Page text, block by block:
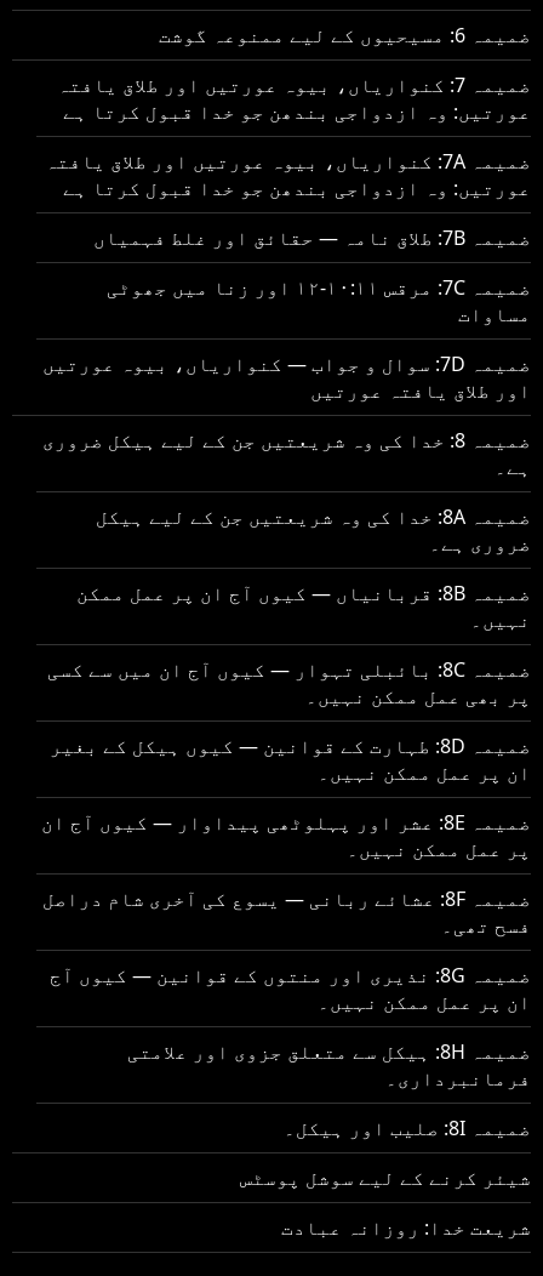
ضمیمہ 6: مسیحیوں کے لیے ممنوعہ گوشت
ضمیمہ 7: کنواریاں، بیوہ عورتیں اور طلاق یافتہ
عورتیں: وہ ازدواجی بندھن جو خدا قبول کرتا ہے
ضمیمہ 7A: کنواریاں، بیوہ عورتیں اور طلاق یافتہ
عورتیں: وہ ازدواجی بندھن جو خدا قبول کرتا ہے
ضمیمہ 7B: طلاق نامہ — حقائق اور غلط فہمیاں
ضمیمہ 7C: مرقس ۱۰:۱۱-۱۲ اور زنا میں جھوٹی
مساوات
ضمیمہ 7D: سوال و جواب — کنواریاں، بیوہ عورتیں
اور طلاق یافتہ عورتیں
ضمیمہ 8: خدا کی وہ شریعتیں جن کے لیے ہیکل ضروری
ہے۔
ضمیمہ 8A: خدا کی وہ شریعتیں جن کے لیے ہیکل
ضروری ہے۔
ضمیمہ 8B: قربانیاں — کیوں آج ان پر عمل ممکن
نہیں۔
ضمیمہ 8C: بائبلی تہوار — کیوں آج ان میں سے کسی
پر بھی عمل ممکن نہیں۔
ضمیمہ 8D: طہارت کے قوانین — کیوں ہیکل کے بغیر
ان پر عمل ممکن نہیں۔
ضمیمہ 8E: عشر اور پہلوٹھی پیداوار — کیوں آج ان
پر عمل ممکن نہیں۔
ضمیمہ 8F: عشائے ربانی — یسوع کی آخری شام دراصل
فسح تھی۔
ضمیمہ 8G: نذیری اور منتوں کے قوانین — کیوں آج
ان پر عمل ممکن نہیں۔
ضمیمہ 8H: ہیکل سے متعلق جزوی اور علامتی
فرمانبرداری۔
ضمیمہ 8I: صلیب اور ہیکل۔
شیئر کرنے کے لیے سوشل پوسٹس
شریعت خدا: روزانہ عبادت